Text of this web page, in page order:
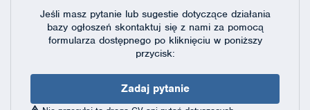
Jeśli masz pytanie lub sugestie dotyczące działania
bazy ogłoszeń skontaktuj się z nami za pomocą
formularza dostępnegopo kliknięciu w poniższy
przycisk:
Zadaj pytanie